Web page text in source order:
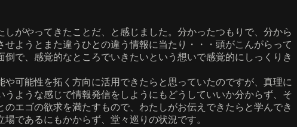
がやってきたことだ、と感じました。分かったつもりで、分から
ようとまた違うひとの違う情報に当たり・・・頭がこんがらって
で、感覚的なところでいきたいという想いで感覚的にしっくりき
可能性を拓く方向に活用できたらと思っていたのですが、真理に
ような感じで情報発信をしようにもどうしていいか分からず、そ
エゴの欲求を満たすもので、わたしがお伝えできたらと学んでき
であるにもかからず、堂々巡りの状況です。